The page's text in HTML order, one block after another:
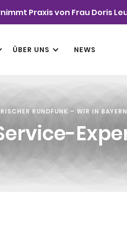
Praxis von Frau Doris
ÜBER UNS NEWS
RUNDFUNK – WIR IN BAYERN